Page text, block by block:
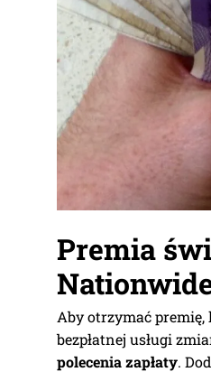
Premia
Aby otrzymać
bezpłatnej usługi
polecenia zapłaty.